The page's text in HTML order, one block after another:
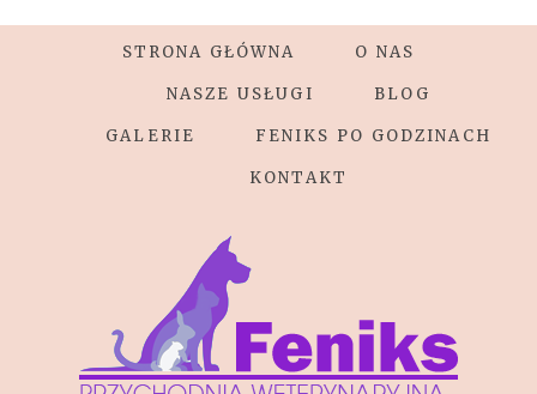
STRONA GŁÓWNA O NAS
NASZE USŁUGI BLOG
GALERIE FENIKS PO GODZINACH
KONTAKT